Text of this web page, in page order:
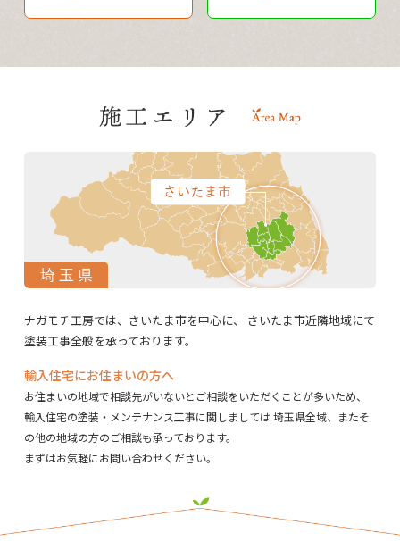
ナガモチ工房では、さいたま市を中心に、
さいたま市近隣地域にて
塗装工事全般を承っております。
輸入住宅にお住まいの方へ
お住まいの地域で相談先がいないとご相談をいただくことが多いため、
輸入住宅の塗装・メンテナンス工事に関しましては埼玉県全域、またそ
の他の地域の方のご相談も承っております。
まずはお気軽にお問い合わせください。